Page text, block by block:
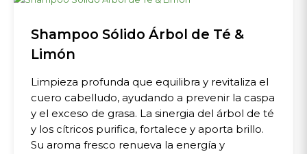
Shampoo Sólido Árbol de Té &
Limón
Limpieza profunda que equilibra y revitaliza el
cuero cabelludo, ayudando a prevenir la caspa
y el exceso de grasa. La sinergia del árbol de té
y los cítricos purifica, fortalece y aporta brillo.
Su aroma fresco renueva la energía y